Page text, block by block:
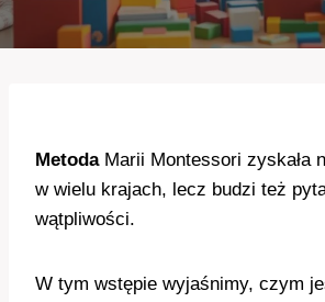
MetodaMarii Montessori zyskała
w wielu krajach, lecz budzi też
wątpliwości.
W tym wstępie wyjaśnimy, czym